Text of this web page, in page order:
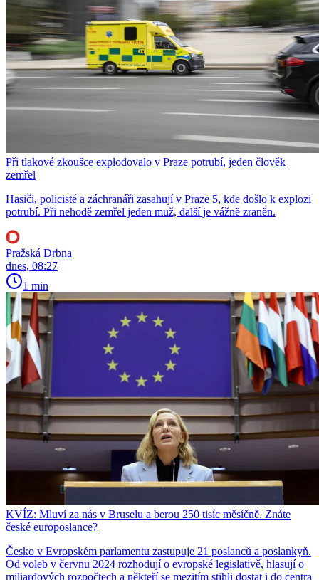
Při tlakové zkoušce explodovalo v Praze potrubí, jeden člověk
zemřel
Hasiči, policisté a záchranáři zasahují v Praze 5, kde došlo k explozi
potrubí. Při nehodě zemřel jeden muž, další je vážně zraněn.
Pražská Drbna
dnes, 08:27
1 min
KVÍZ: Mluví za nás v Bruselu a berou 250 tisíc měsíčně. Znáte
české europoslance?
Česko v Evropském parlamentu zastupuje 21 poslanců a poslankyň.
Od voleb v červnu 2024 rozhodují o evropské legislativě, hlasují o
miliardových rozpočtech a někteří se mezitím stihli dostat i do centra